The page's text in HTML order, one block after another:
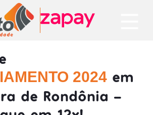
2024 em
de Rondônia -